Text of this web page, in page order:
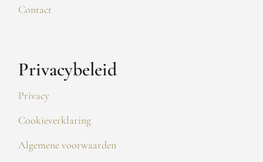
Contact
Privacybeleid
Privacy
Cookieverklaring
Algemene voorwaarden